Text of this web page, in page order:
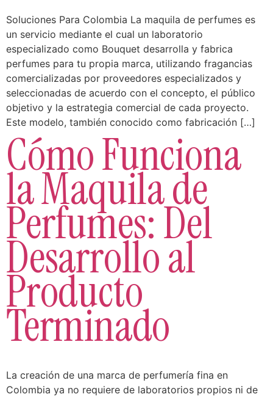
Soluciones Para Colombia La maquila de perfumes es
un servicio mediante el cual un laboratorio
especializado como Bouquet desarrolla y fabrica
perfumes para tu propia marca, utilizando fragancias
comercializadas por proveedores especializados y
seleccionadas de acuerdo con el concepto, el público
objetivo y la estrategia comercial de cada proyecto.
Este modelo, también conocido como fabricación […]
Cómo Funciona
la Maquila de
Perfumes: Del
Desarrollo al
Producto
Terminado
La creación de una marca de perfumería fina en
Colombia ya no requiere de laboratorios propios ni de